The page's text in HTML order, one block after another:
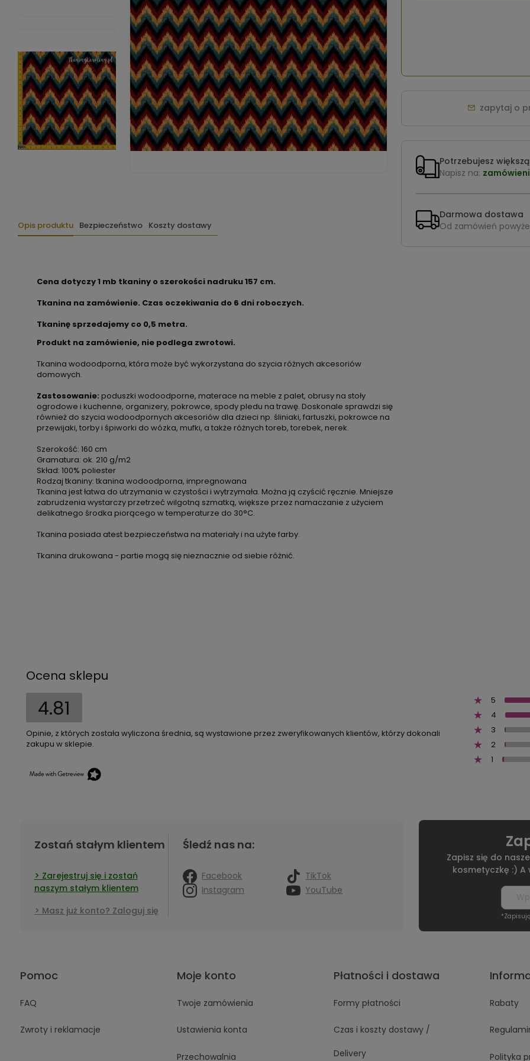
Opis produktu Bezpieczeństwo Koszty dostawy
Cena dotyczy 1 mb tkaniny o szerokości nadruku 157 cm.
Tkanina na zamówienie. Czas oczekiwania do 6 dni roboczych.
Tkaninę sprzedajemy co 0,5 metra.
Produkt na zamówienie, nie podlega zwrotowi.
Tkanina wodoodporna, która może być wykorzystana do szycia różnych akcesoriów
domowych.
Zastosowanie: poduszki wodoodporne, materace na meble z palet, obrusy na stoły
ogrodowe i kuchenne, organizery, pokrowce, spody pledu na trawę. Doskonale sprawdzi się
również do szycia wodoodpornych akcesoriów dla dzieci np. śliniaki, fartuszki, pokrowce na
przewijaki, torby i śpiworki do wózka, mufki, a także różnych toreb, torebek, nerek.
Szerokość: 160 cm
Gramatura: ok. 210 g/m2
Skład: 100% poliester
Rodzaj tkaniny: tkanina wodoodporna, impregnowana
Tkanina jest łatwa do utrzymania w czystości i wytrzymała. Można ją czyścić ręcznie. Mniejsze
zabrudzenia wystarczy przetrzeć wilgotną szmatką, większe przez namaczanie z użyciem
delikatnego środka piorącego w temperaturze do 30°C.
Tkanina posiada atest bezpieczeństwa na materiały i na użyte farby.
Tkanina drukowana - partie mogą się nieznacznie od siebie różnić.
zapytaj o
Potrzebujesz
Napisz na:
Darmowa dostawa
Od zamówień
Ocena sklepu
4.81
Opinie, z których została wyliczona średnia, są wystawione przez zweryfikowanych klientów, którzy dokonali
zakupu w sklepie.
5
4
3
2
1
Zostań stałym klientem
Zarejestruj się i zostań
naszym stałym klientem
Masz już konto? Zaloguj się
Śledź nas na:
Facebook
TikTok
Instagram
YouTube
Zapisz się do
kosmetyczkę :)
Pomoc
FAQ
Zwroty i reklamacje
Moje konto
Twoje zamówienia
Ustawienia konta
Przechowalnia
Płatności i dostawa
Formy płatności
Czas i koszty dostawy /
Delivery
Rabaty
Polityka